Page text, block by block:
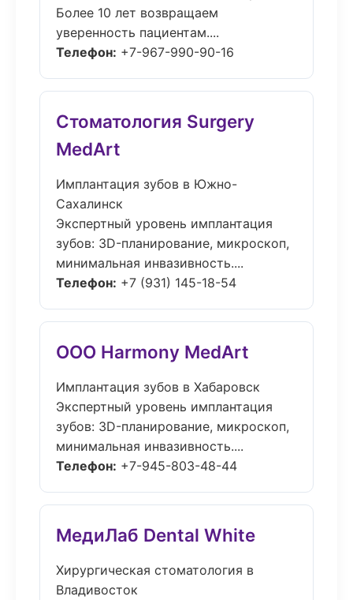
Более 10 лет возвращаем
уверенность пациентам....
Телефон: +7-967-990-90-16
Стоматология Surgery
MedArt
Имплантация зубов в Южно-
Сахалинск
Экспертный уровень имплантация
зубов: 3D-планирование, микроскоп,
минимальная инвазивность....
Телефон: +7 (931) 145-18-54
ООО Harmony MedArt
Имплантация зубов в Хабаровск
Экспертный уровень имплантация
зубов: 3D-планирование, микроскоп,
минимальная инвазивность....
Телефон: +7-945-803-48-44
МедиЛаб Dental White
Хирургическая стоматология в
Владивосток